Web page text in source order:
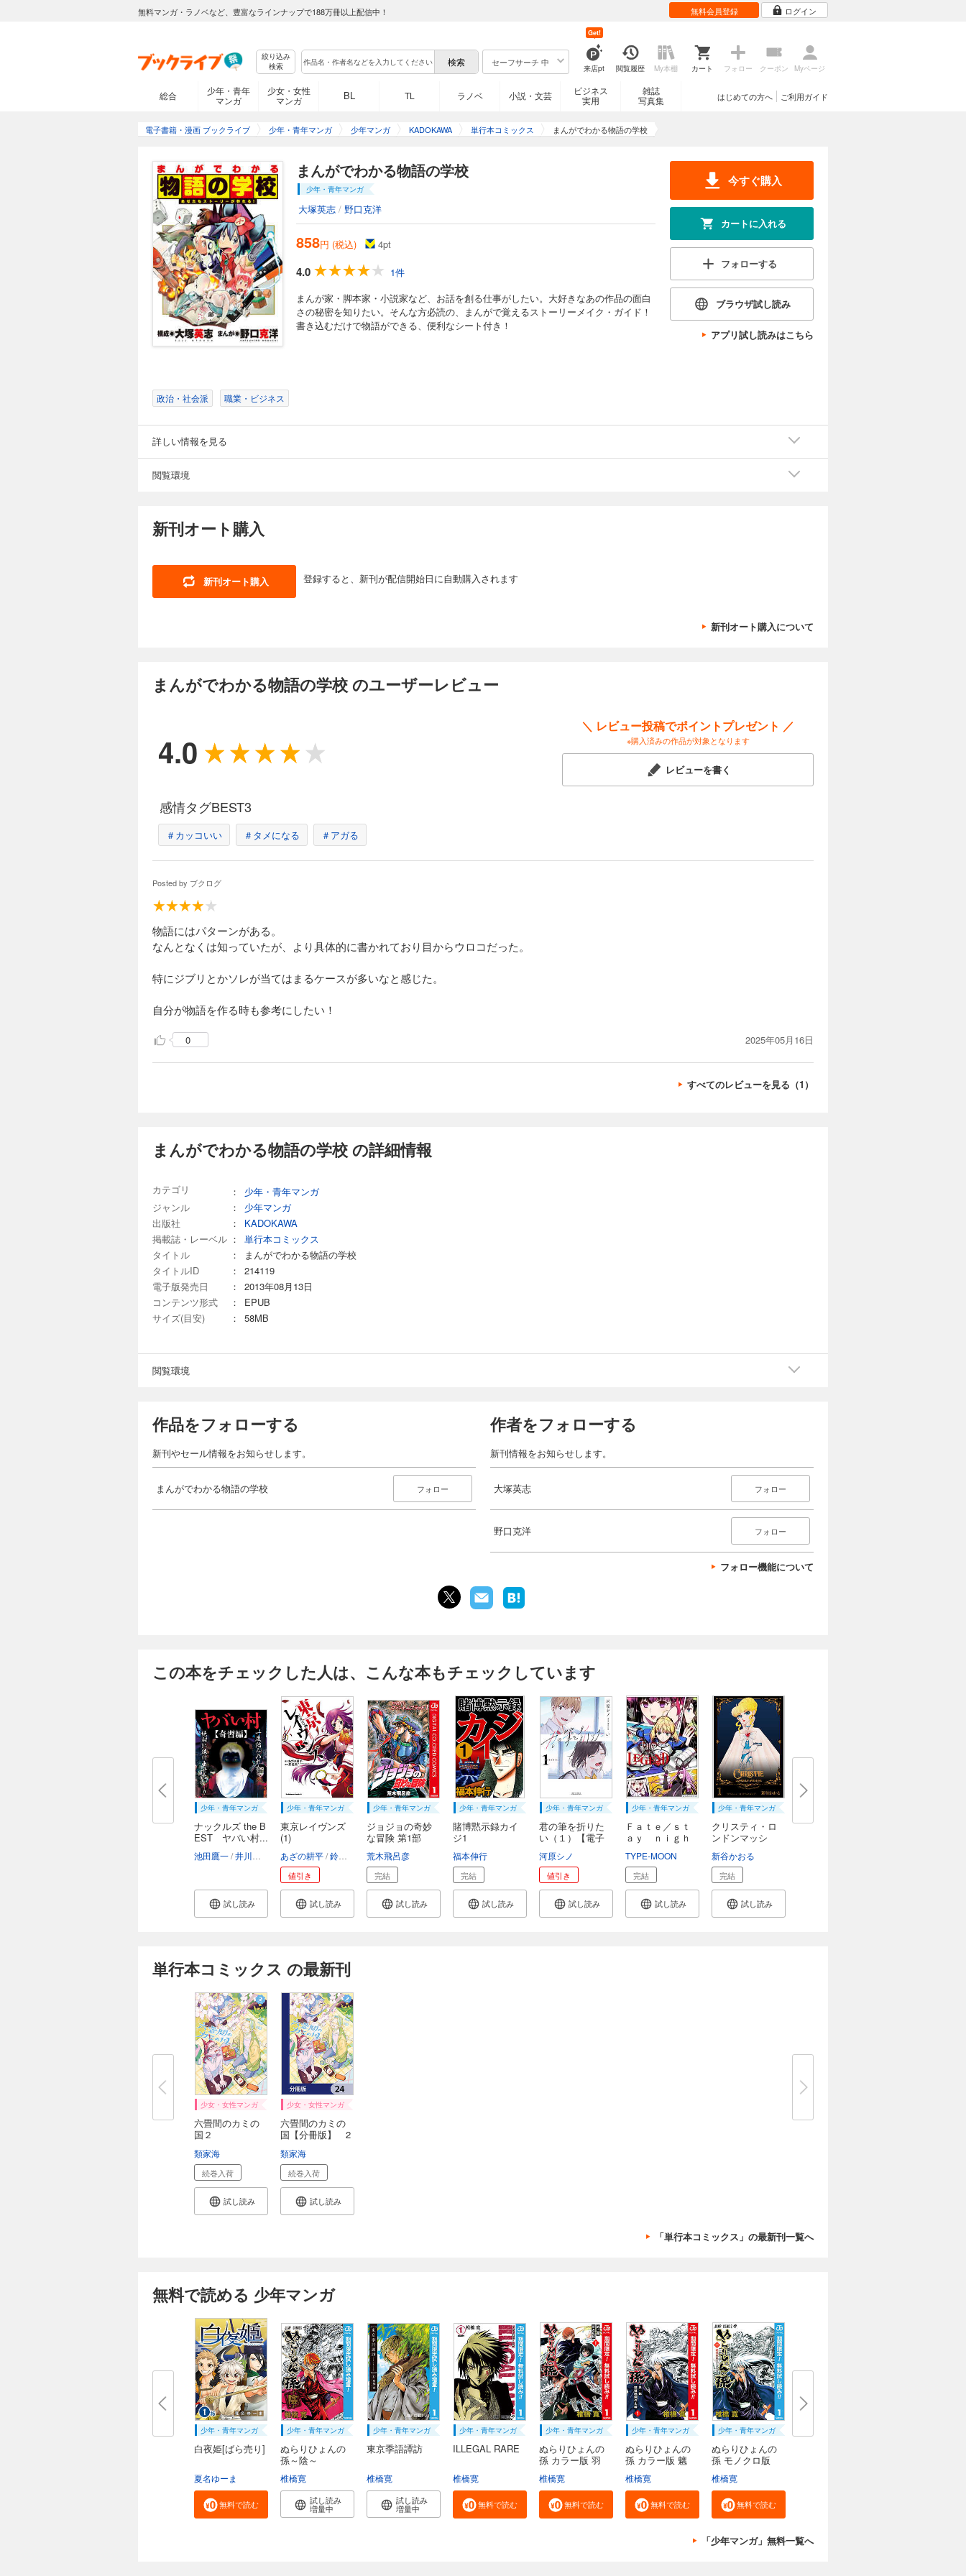
無料マンガ・ラノベなど、豊富なラインナップで188万冊以上配信中！ 無料会員登録 ログイン
絞り込み
検索
セーフサーチ 中
来店pt
Get!
閲覧履歴 My本棚 カート フォロー クーポン Myページ
総合
少年・青年
マンガ
少女・女性
マンガ
BL TL ラノベ 小説・文芸
ビジネス
実用
雑誌
写真集
ご利用ガイド
はじめての方へ
電子書籍・漫画 ブックライブ 少年・青年マンガ 少年マンガ KADOKAWA 単行本コミックス まんがでわかる物語の学校
まんがでわかる物語の学校
少年・青年マンガ
大塚英志 / 野口克洋
858円 (税込) 4pt
4.0
1件
まんが家・脚本家・小説家など、お話を創る仕事がしたい。大好きなあの作品の面白
さの秘密を知りたい。そんな方必読の、まんがで覚えるストーリーメイク・ガイド！
書き込むだけで物語ができる、便利なシート付き！
今すぐ購入
カートに入れる
フォローする
ブラウザ試し読み
アプリ試し読みはこちら
政治・社会派 職業・ビジネス
詳しい情報を見る
閲覧環境
新刊オート購入
新刊オート購入 登録すると、新刊が配信開始日に自動購入されます
新刊オート購入について
まんがでわかる物語の学校 のユーザーレビュー
4.0
＼ レビュー投稿でポイントプレゼント ／
※購入済みの作品が対象となります
レビューを書く
感情タグBEST3
＃カッコいい ＃タメになる ＃アガる
Posted by ブクログ
物語にはパターンがある。
なんとなくは知っていたが、より具体的に書かれており目からウロコだった。
特にジブリとかソレが当てはまるケースが多いなと感じた。
自分が物語を作る時も参考にしたい！
0 2025年05月16日
すべてのレビューを見る（1）
まんがでわかる物語の学校 の詳細情報
カテゴリ ：
少年・青年マンガ
ジャンル
：
少年マンガ
出版社
：
KADOKAWA
掲載誌・レーベル ：
単行本コミックス
タイトル
：
まんがでわかる物語の学校
タイトルID
：
214119
電子版発売日
：
2013年08月13日
コンテンツ形式
：
EPUB
サイズ(目安)
： 58MB
閲覧環境
作品をフォローする
新刊やセール情報をお知らせします。
まんがでわかる物語の学校 フォロー
作者をフォローする
新刊情報をお知らせします。
大塚英志 フォロー
野口克洋 フォロー
フォロー機能について
この本をチェックした人は、こんな本もチェックしています
少年・青年マンガ
ナックルズ the B
EST ヤバい村...
池田鷹一 井川楊枝 榎本由美 畑巻和美 秋山力舎 龍神 高島昌俊 麻々花 丸山ゴンザレス 子原こう 花田ヒロシ 入倉ひろし
試し読み
少年・青年マンガ
東京レイヴンズ
(1)
あざの耕平 鈴見敦 すみ兵
値引き
試し読み
少年・青年マンガ
ジョジョの奇妙
な冒険 第1部
荒木飛呂彦
完結
試し読み
少年・青年マンガ
賭博黙示録カイ
ジ1
福本伸行
完結
試し読み
少年・青年マンガ
君の筆を折りた
い（１）【電子
河原シノ
値引き
試し読み
少年・青年マンガ
Ｆａｔｅ／ｓｔ
ａｙ ｎｉｇｈ
TYPE-MOON
完結
試し読み
少年・青年マンガ
クリスティ・ロ
ンドンマッシ
新谷かおる
完結
試し読み
単行本コミックス の最新刊
少女・女性マンガ
六畳間のカミの
国２
類家海
続巻入荷
試し読み
少女・女性マンガ
六畳間のカミの
国【分冊版】 2
類家海
続巻入荷
試し読み
「単行本コミックス」の最新刊一覧へ
無料で読める 少年マンガ
少年・青年マンガ
白夜姫[ばら売り]
夏名ゆーま
無料で読む
少年・青年マンガ
ぬらりひょんの
孫～陰～
椎橋寛
試し読み
増量中
少年・青年マンガ
東京季語譚訪
椎橋寛
試し読み
増量中
少年・青年マンガ
ILLEGAL RARE
椎橋寛
無料で読む
少年・青年マンガ
ぬらりひょんの
孫 カラー版 羽
椎橋寛
無料で読む
少年・青年マンガ
ぬらりひょんの
孫 カラー版 魑
椎橋寛
無料で読む
少年・青年マンガ
ぬらりひょんの
孫 モノクロ版
椎橋寛
無料で読む
「少年マンガ」無料一覧へ